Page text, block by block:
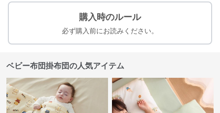
購入時のルール
必ず購入前にお読みください。
ベビー布団掛布団の人気アイテム